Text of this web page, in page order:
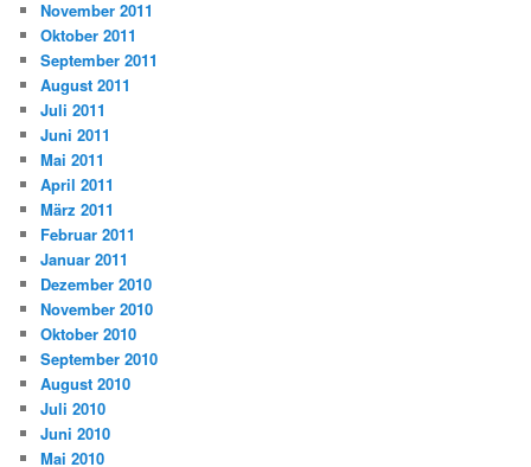
November 2011
Oktober 2011
September 2011
August 2011
Juli 2011
Juni 2011
Mai 2011
April 2011
März 2011
Februar 2011
Januar 2011
Dezember 2010
November 2010
Oktober 2010
September 2010
August 2010
Juli 2010
Juni 2010
Mai 2010